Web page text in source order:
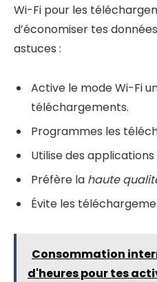
Wi-Fi pour les
d’économiser tes
astuces :
Active le mode Wi-Fi
téléchargements.
Programmes les
Utilise des
Préfère la haute
Évite les
Consommation
d'heures pour tes